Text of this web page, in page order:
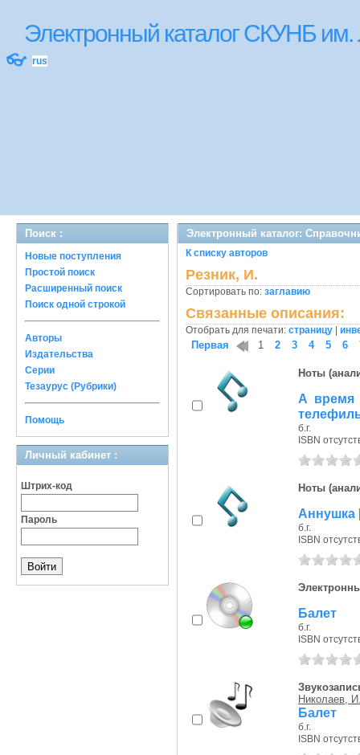
Электронный каталог СКУНБ
👓 rus
Поиск :
Новые поступления
Простой поиск
Расширенный поиск
Поиск одной строкой
Авторы
Издательства
Серии
Тезаурус (Рубрики)
Помощь
Личный кабинет :
Штрих-код
Пароль
Электронный каталог:
К списку авторов
Резник, И.
Сортировать по: заглавию
Связанные описания:
Отобрать для печати: страницу
Первая 1 2 3 4 5 6
Ноты
А время
б.г.
ISBN
Ноты
Аннушка
б.г.
ISBN
Балет
б.г.
ISBN
Николаев,
Балет
б.г.
ISBN